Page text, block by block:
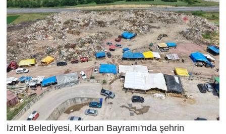
İzmit Belediyesi, Kurban Bayramı'nda şehrin